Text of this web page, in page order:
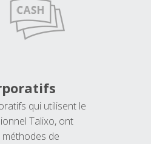
qui utilisent le
Talixo, ont
de